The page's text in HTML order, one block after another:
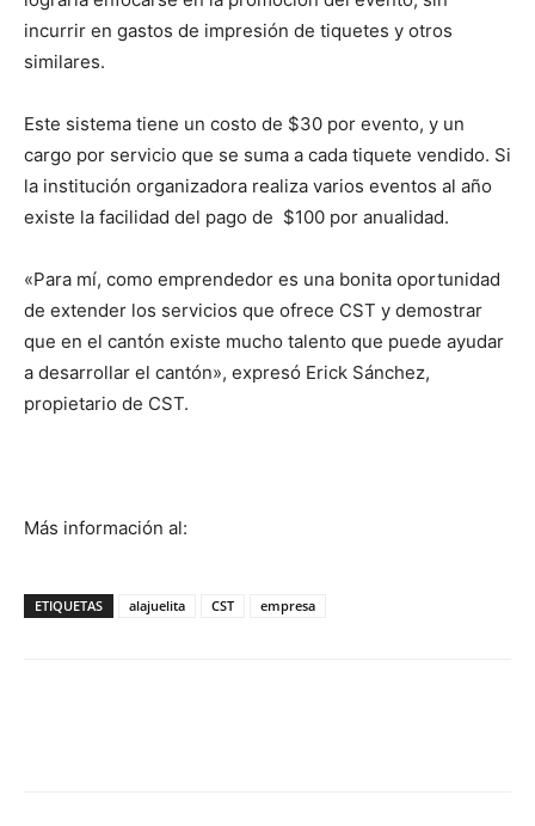
incurrir en gastos de impresión de tiquetes y otros
similares.
Este sistema tiene un costo de $30 por evento, y un
cargo por servicio que se suma a cada tiquete vendido. Si
la institución organizadora realiza varios eventos al año
existe la facilidad del pago de $100 por anualidad.
«Para mí, como emprendedor es una bonita oportunidad
de extender los servicios que ofrece CST y demostrar
que en el cantón existe mucho talento que puede ayudar
a desarrollar el cantón», expresó Erick Sánchez,
propietario de CST.
Más información al:
ETIQUETAS alajuelita CST empresa